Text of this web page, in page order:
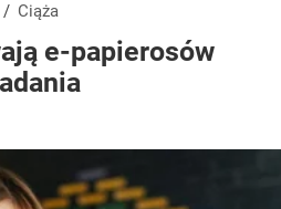
/ Ciąża
e-papierosów